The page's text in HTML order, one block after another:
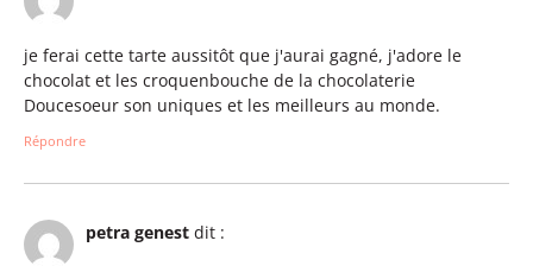
je ferai cette tarte aussitôt que j'aurai gagné, j'adore le
chocolat et les croquenbouche de la chocolaterie
Doucesoeur son uniques et les meilleurs au monde.
Répondre
petra genest dit :